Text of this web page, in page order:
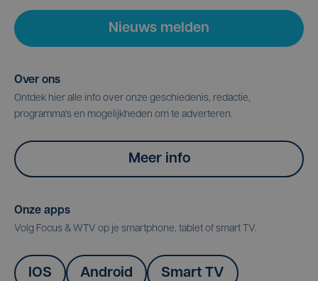
Nieuws melden
Over ons
Ontdek hier alle info over onze geschiedenis, redactie,
programma's en mogelijkheden om te adverteren.
Meer info
Onze apps
Volg Focus & WTV op je smartphone, tablet of smart TV.
IOS Android Smart TV